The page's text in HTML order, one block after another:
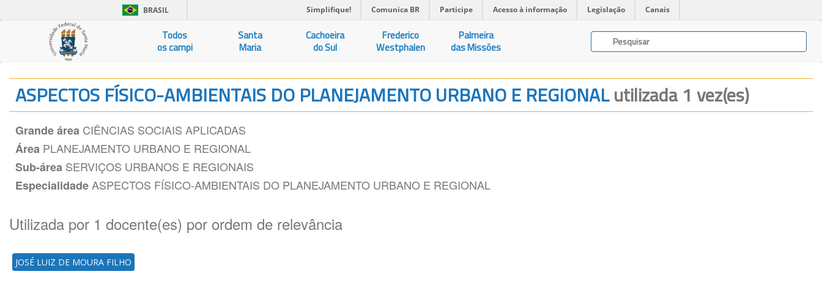
BRASIL Simplifique! Comunica BR Participe Acesso à informação Legislação Canais
Todos
os campi
Santa
Maria
Cachoeira
do Sul
Frederico
Westphalen
Palmeira
das Missões
ASPECTOS FÍSICO-AMBIENTAIS DO PLANEJAMENTO URBANO E REGIONALutilizada 1 vez(es)
Grande área CIÊNCIAS SOCIAIS APLICADAS
Área PLANEJAMENTO URBANO E REGIONAL
Sub-área SERVIÇOS URBANOS E REGIONAIS
Especialidade ASPECTOS FÍSICO-AMBIENTAIS DO PLANEJAMENTO URBANO E REGIONAL
Utilizada por 1 docente(es) por ordem de relevância
JOSÉ LUIZ DE MOURA FILHO